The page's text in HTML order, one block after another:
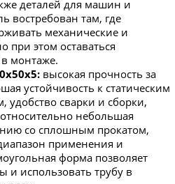
деталей для машин и
востребован там, где
механические и
при этом оставаться
монтаже.
высокая прочность за
устойчивость к статическим
удобство сварки и сборки,
небольшая
со сплошным прокатом,
применения и
форма позволяет
и использовать трубу в